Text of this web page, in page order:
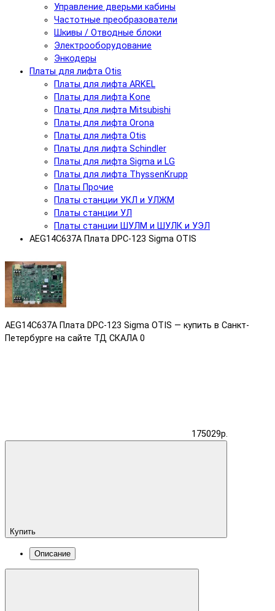
Управление дверьми кабины
Частотные преобразователи
Шкивы / Отводные блоки
Электрооборудование
Энкодеры
Платы для лифта Otis
Платы для лифта ARKEL
Платы для лифта Kone
Платы для лифта Mitsubishi
Платы для лифта Orona
Платы для лифта Otis
Платы для лифта Schindler
Платы для лифта Sigma и LG
Платы для лифта ThyssenKrupp
Платы Прочие
Платы станции УКЛ и УЛЖМ
Платы станции УЛ
Платы станции ШУЛМ и ШУЛК и УЭЛ
AEG14C637A Плата DPC-123 Sigma OTIS
AEG14C637A Плата DPC-123 Sigma OTIS — купить в Санкт-
Петербурге на сайте ТД СКАЛА 0
175029р.
Купить
Описание